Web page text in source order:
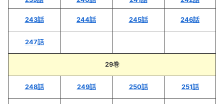
243話 244話 245話 246話
247話
29巻
248話 249話 250話 251話